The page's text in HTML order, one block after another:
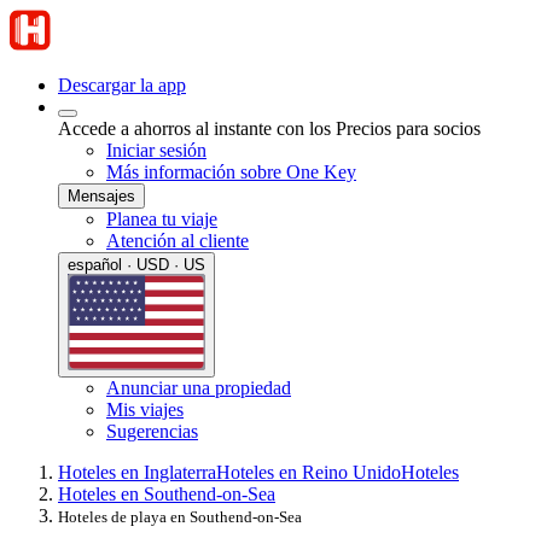
Descargar la app
Accede a ahorros al instante con los Precios para socios
Iniciar sesión
Más información sobre One Key
Mensajes
Planea tu viaje
Atención al cliente
español · USD · US
Anunciar una propiedad
Mis viajes
Sugerencias
Hoteles en InglaterraHoteles en Reino UnidoHoteles
Hoteles en Southend-on-Sea
Hoteles de playa en Southend-on-Sea